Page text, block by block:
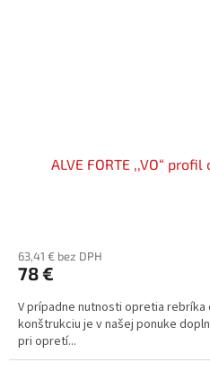
ALVE FORTE ,,VO“
63,41 € bez DPH
78 €
V prípadne nutnosti opretia
konštrukciu je v našej ponuke
pri opretí...